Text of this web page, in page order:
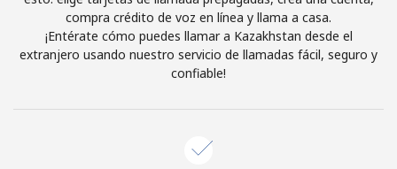
¡Hola!
compra crédito de voz en línea y llama a casa.
¡Entérate cómo puedes llamar a Kazakhstan desde el
extranjero usando nuestro servicio de llamadas fácil, seguro y
confiable!